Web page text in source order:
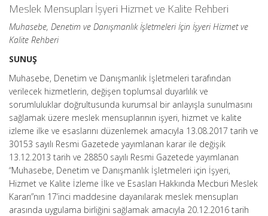
Meslek Mensupları İşyeri Hizmet ve Kalite Rehberi
Muhasebe, Denetim ve Danışmanlık İşletmeleri İçin İşyeri Hizmet ve
Kalite Rehberi
SUNUŞ
Muhasebe, Denetim ve Danışmanlık İşletmeleri tarafından
verilecek hizmetlerin, değişen toplumsal duyarlılık ve
sorumluluklar doğrultusunda kurumsal bir anlayışla sunulmasını
sağlamak üzere meslek mensuplarının işyeri, hizmet ve kalite
izleme ilke ve esaslarını düzenlemek amacıyla 13.08.2017 tarih ve
30153 sayılı Resmi Gazetede yayımlanan karar ile değişik
13.12.2013 tarih ve 28850 sayılı Resmi Gazetede yayımlanan
“Muhasebe, Denetim ve Danışmanlık İşletmeleri için İşyeri,
Hizmet ve Kalite İzleme İlke ve Esasları Hakkında Mecburi Meslek
Kararı”nın 17’inci maddesine dayanılarak meslek mensupları
arasında uygulama birliğini sağlamak amacıyla 20.12.2016 tarih